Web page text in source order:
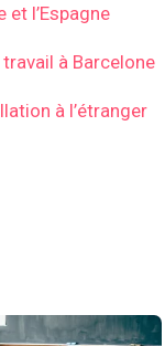
et l’Espagne
à Barcelone
à l’étranger